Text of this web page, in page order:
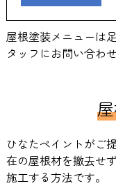
屋根塗装メニューは
タッフにお問い合わ
ひなたペイントがご
在の屋根材を撤去せ
施工する方法です。